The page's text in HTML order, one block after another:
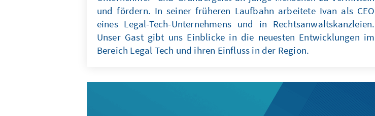
und fördern. In seiner früheren Laufbahn arbeitete Ivan als CEO
eines Legal-Tech-Unternehmens und in Rechtsanwaltskanzleien.
Unser Gast gibt uns Einblicke in die neuesten Entwicklungen im
Bereich Legal Tech und ihren Einfluss in der Region.